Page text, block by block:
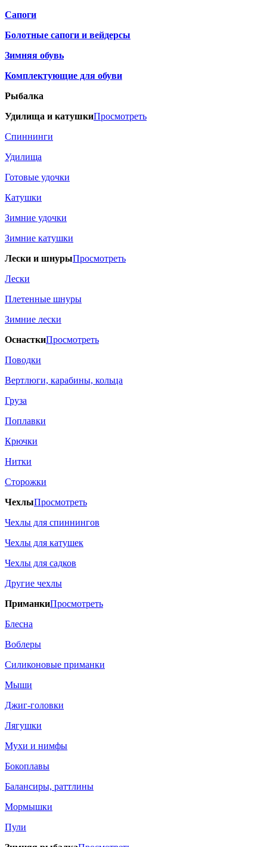
Сапоги
Болотные сапоги и вейдерсы
Зимняя обувь
Комплектующие для обуви
Рыбалка
Удилища и катушкиПросмотреть
Спиннинги
Удилища
Готовые удочки
Катушки
Зимние удочки
Зимние катушки
Лески и шнурыПросмотреть
Лески
Плетенные шнуры
Зимние лески
ОснасткиПросмотреть
Поводки
Вертлюги, карабины, кольца
Груза
Поплавки
Крючки
Нитки
Сторожки
ЧехлыПросмотреть
Чехлы для спиннингов
Чехлы для катушек
Чехлы для садков
Другие чехлы
ПриманкиПросмотреть
Блесна
Воблеры
Силиконовые приманки
Мыши
Джиг-головки
Лягушки
Мухи и нимфы
Бокоплавы
Балансиры, раттлины
Мормышки
Пули